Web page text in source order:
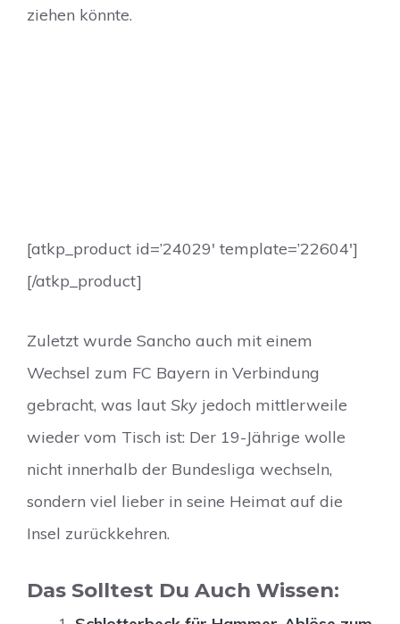
ziehen könnte.
[atkp_product id=’24029′ template=’22604′]
[/atkp_product]
Zuletzt wurde Sancho auch mit einem
Wechsel zum FC Bayern in Verbindung
gebracht, was laut Sky jedoch mittlerweile
wieder vom Tisch ist: Der 19-Jährige wolle
nicht innerhalb der Bundesliga wechseln,
sondern viel lieber in seine Heimat auf die
Insel zurückkehren.
Das Solltest Du Auch Wissen: